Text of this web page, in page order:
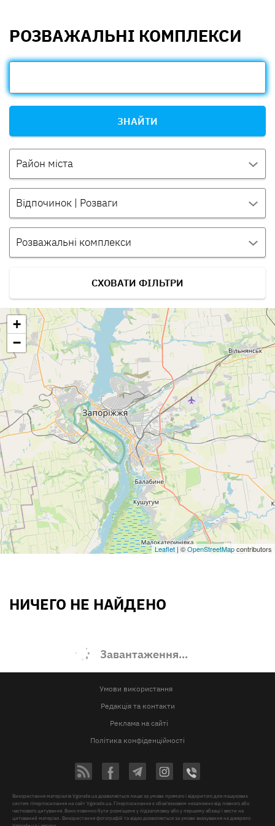
РОЗВАЖАЛЬНІ КОМПЛЕКСИ
ЗНАЙТИ
Район міста
Відпочинок | Розваги
Розважальні комплекси
СХОВАТИ ФІЛЬТРИ
+
−
Leaflet | ©OpenStreetMapcontributors
НИЧЕГО НЕ НАЙДЕНО
Завантаження...
Умови використання
Редакція та контакти
Реклама на сайті
Політика конфіденційності
Використання матеріалів Vgorode.ua дозволяється лише за умови прямого і відкритого для пошукових
систем гіперпосилання на сайт Vgorode.ua. Гіперпосилання є обов'язковим незалежно від повного або
часткового цитування. Воно повинно бути розміщене у підзаголовку або у першому абзаці і вести на
цитований матеріал. Використання фотографій та відео дозволяється за умови вказування на джерело